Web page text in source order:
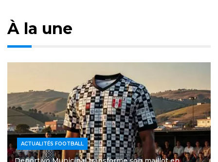
À la une
ACTUALITÉS FOOTBALL